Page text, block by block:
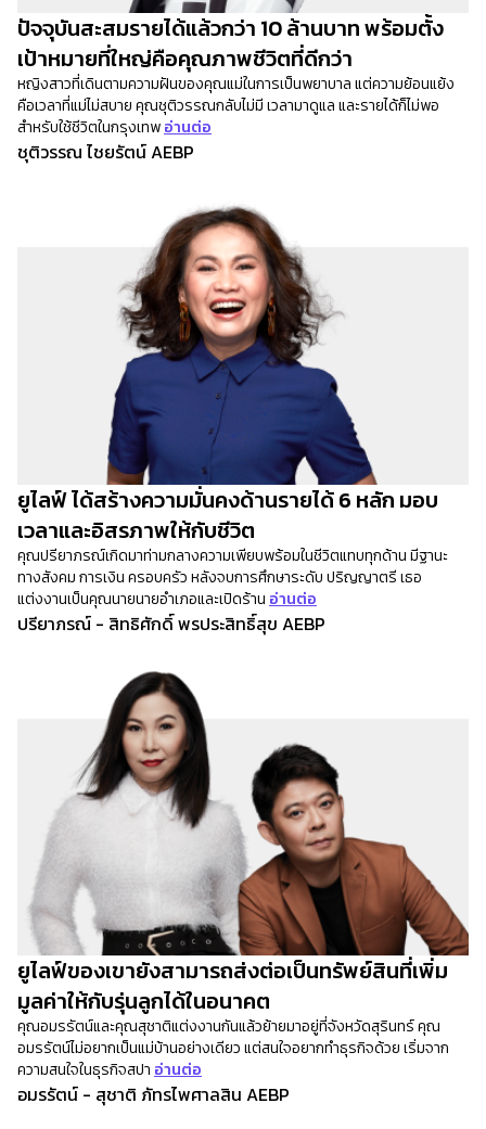
ปัจจุบันสะสมรายได้แล้วกว่า 10 ล้านบาท พร้อมตั้ง
เป้าหมายที่ใหญ่คือคุณภาพชีวิตที่ดีกว่า
หญิงสาวที่เดินตามความฝันของคุณแม่ในการเป็นพยาบาล แต่ความย้อนแย้ง
คือเวลาที่แม่ไม่สบาย คุณชุติวรรณกลับไม่มี เวลามาดูแล และรายได้ก็ไม่พอ
สำหรับใช้ชีวิตในกรุงเทพอ่านต่อ
ชุติวรรณ ไชยรัตน์ AEBP
ยูไลฟ์ ได้สร้างความมั่นคงด้านรายได้ 6 หลัก มอบ
เวลาและอิสรภาพให้กับชีวิต
คุณปรียาภรณ์เกิดมาท่ามกลางความเพียบพร้อมในชีวิตแทบทุกด้าน มีฐานะ
ทางสังคม การเงิน ครอบครัว หลังจบการศึกษาระดับ ปริญญาตรี เธอ
แต่งงานเป็นคุณนายนายอำเภอและเปิดร้าน อ่านต่อ
ปรียาภรณ์ - สิทธิศักดิ์ พรประสิทธิ์สุข AEBP
ยูไลฟ์ของเขายังสามารถส่งต่อเป็นทรัพย์สินที่เพิ่ม
มูลค่าให้กับรุ่นลูกได้ในอนาคต
คุณอมรรัตน์และคุณสุชาติแต่งงานกันแล้วย้ายมาอยู่ที่จังหวัดสุรินทร์ คุณ
อมรรัตน์ไม่อยากเป็นแม่บ้านอย่างเดียว แต่สนใจอยากทำธุรกิจด้วย เริ่มจาก
ความสนใจในธุรกิจสปาอ่านต่อ
อมรรัตน์ - สุชาติ ภัทรไพศาลสิน AEBP